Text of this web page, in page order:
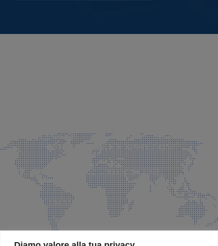
info@faeg.it
COMMERCIALE E SPEDIZIONI
Via Padre Elzi, 32 Grassobbio (BG)
035 525015
035 335037
info@faeg.it
SITE MAP